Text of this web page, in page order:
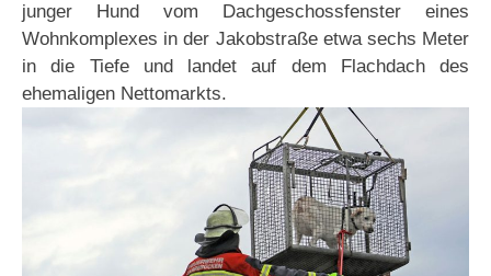
junger Hund vom Dachgeschossfenster eines
Wohnkomplexes in der Jakobstraße etwa sechs Meter
in die Tiefe und landet auf dem Flachdach des
ehemaligen Nettomarkts.